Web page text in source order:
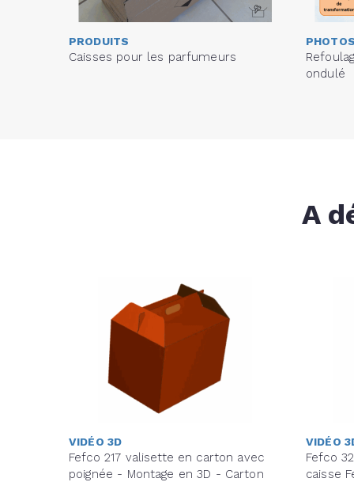
PRODUITS
Caisses pour les parfumeurs
ondulé
A
VIDÉO 3D
Fefco 217 valisette en carton avec
poignée - Montage en 3D - Carton
VIDÉO
Fefco
caisse